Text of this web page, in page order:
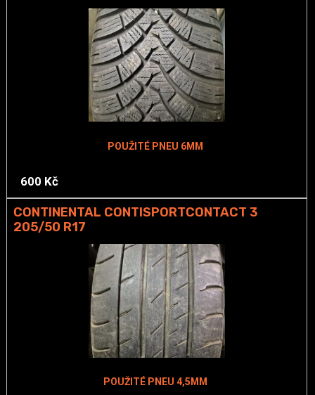
POUŽITÉ PNEU 6MM
600 Kč
CONTINENTAL CONTISPORTCONTACT 3
205/50 R17
POUŽITÉ PNEU 4,5MM